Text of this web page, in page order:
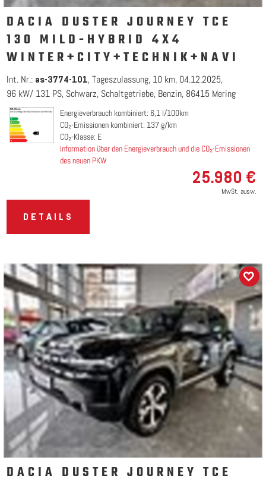
DACIA DUSTER JOURNEY TCE
130 MILD-HYBRID 4X4
WINTER+CITY+TECHNIK+NAVI
Int. Nr.: as-3774-101 Tageszulassung 10 km 04.12.2025
96 kW/ 131 PS Schwarz Schaltgetriebe Benzin 86415 Mering
Energieverbrauch kombiniert: 6,1 l/100km
CO₂-Emissionen kombiniert: 137 g/km
CO₂-Klasse: E
Information über den Energieverbrauch und die CO₂-Emissionen
des neuen PKW
25.980 €
MwSt. ausw.
DETAILS
DACIA DUSTER JOURNEY TCE